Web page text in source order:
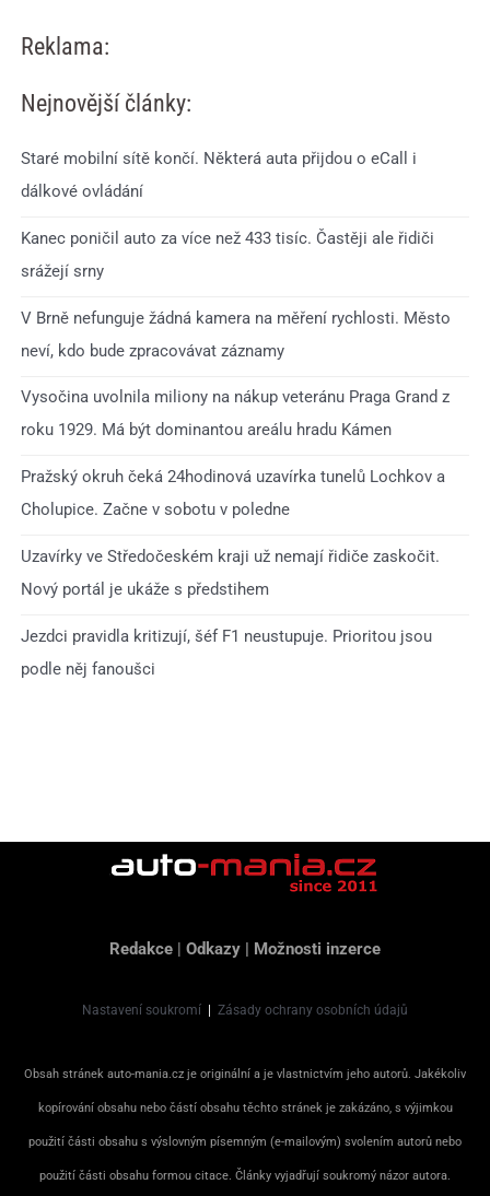
Reklama:
Nejnovější články:
Staré mobilní sítě končí. Některá auta přijdou o eCall i
dálkové ovládání
Kanec poničil auto za více než 433 tisíc. Častěji ale řidiči
srážejí srny
V Brně nefunguje žádná kamera na měření rychlosti. Město
neví, kdo bude zpracovávat záznamy
Vysočina uvolnila miliony na nákup veteránu Praga Grand z
roku 1929. Má být dominantou areálu hradu Kámen
Pražský okruh čeká 24hodinová uzavírka tunelů Lochkov a
Cholupice. Začne v sobotu v poledne
Uzavírky ve Středočeském kraji už nemají řidiče zaskočit.
Nový portál je ukáže s předstihem
Jezdci pravidla kritizují, šéf F1 neustupuje. Prioritou jsou
podle něj fanoušci
Redakce | Odkazy | Možnosti inzerce
Nastavení soukromí | Zásady ochrany osobních údajů
Obsah stránek auto-mania.cz je originální a je vlastnictvím jeho autorů. Jakékoliv
kopírování obsahu nebo částí obsahu těchto stránek je zakázáno, s výjimkou
použití části obsahu s výslovným písemným (e-mailovým) svolením autorů nebo
použití části obsahu formou citace. Články vyjadřují soukromý názor autora.